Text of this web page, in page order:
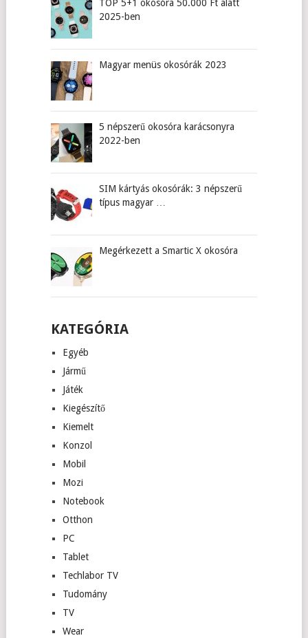
TOP 5+1 okosóra 50.000 Ft alatt
2025-ben
Magyar menüs okosórák 2023
5 népszerű okosóra karácsonyra
2022-ben
SIM kártyás okosórák: 3 népszerű
típus magyar …
Megérkezett a Smartic X okosóra
KATEGÓRIA
Egyéb
Jármű
Játék
Kiegészítő
Kiemelt
Konzol
Mobil
Mozi
Notebook
Otthon
PC
Tablet
Techlabor TV
Tudomány
TV
Wear